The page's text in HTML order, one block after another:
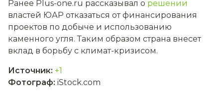
Ранее Plus-one.ru рассказывал о решении
властей ЮАР отказаться от финансирования
проектов по добыче и использованию
каменного угля. Таким образом страна внесет
вклад в борьбу с климат-кризисом.
Источник: +1
Фотограф: iStock.com